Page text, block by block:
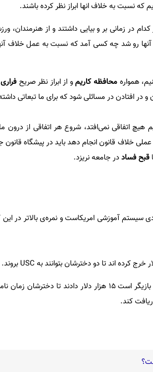
که نسبت به خلاف انها ابراز نظر کرده باشند.
در زمانی بر و بیایی داشتند و از هنرمندان،
رو شد چه کسی آمد که نسبت به عمل خلاف
همواره محافظه کاریمو از ابراز نظر صریح فراری
افتادن در مسائلی شود که برای ما تبعاتی
اتفاقی نمی‌افتد، شروع هر اتفاقی از درون
خلاف قانون انجام دهد باید در پیشگاه قانون
قبح فساددر جامعه نریزد.
سیستم آموزشی امریکاست و نمره‌ی بالاتر در
«هافمن» و شوهرش (ویلیام اچ میسی) که او نیز بازیگر است ۱۵ هزار
کند.